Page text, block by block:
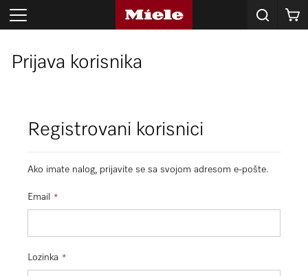
Korpa
Prijava korisnika
Registrovani korisnici
Ako imate nalog, prijavite se sa svojom adresom e-pošte.
Email
Lozinka